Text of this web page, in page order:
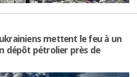
ukrainiens mettent le feu à un
dépôt pétrolier près de